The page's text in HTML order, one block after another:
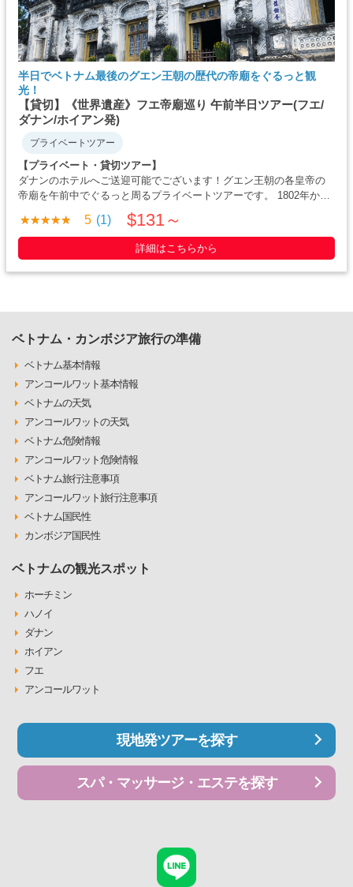
半日でベトナム最後のグエン王朝の歴代の帝廟をぐるっと観
光！
【貸切】《世界遺産》フエ帝廟巡り 午前半日ツアー(フエ/
ダナン/ホイアン発)
プライベートツアー
【プライベート・貸切ツアー】
ダナンのホテルへご送迎可能でございます！グエン王朝の各皇帝の
帝廟を午前中でぐるっと周るプライベートツアーです。 1802年から
1945年までのベトナム最後の「グエン王朝」を収めていた13代続く
皇帝のうち、保存状態のよく特に有名な3人の皇帝の帝廟をご見学頂
きます。 それぞれベトナム・中国・・・・・
5 (1) $131～
詳細はこちらから
ベトナム・カンボジア旅行の準備
ベトナム基本情報
アンコールワット基本情報
ベトナムの天気
アンコールワットの天気
ベトナム危険情報
アンコールワット危険情報
ベトナム旅行注意事項
アンコールワット旅行注意事項
ベトナム国民性
カンボジア国民性
ベトナムの観光スポット
ホーチミン
ハノイ
ダナン
ホイアン
フエ
アンコールワット
現地発ツアーを探す
スパ・マッサージ・エステを探す